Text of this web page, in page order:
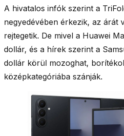
A hivatalos infók szerint a
negyedévében érkezik, az árát
rejtegetik. De mivel a Huawei
dollár, és a hírek szerint a
dollár körül mozoghat,
középkategóriába szánják.